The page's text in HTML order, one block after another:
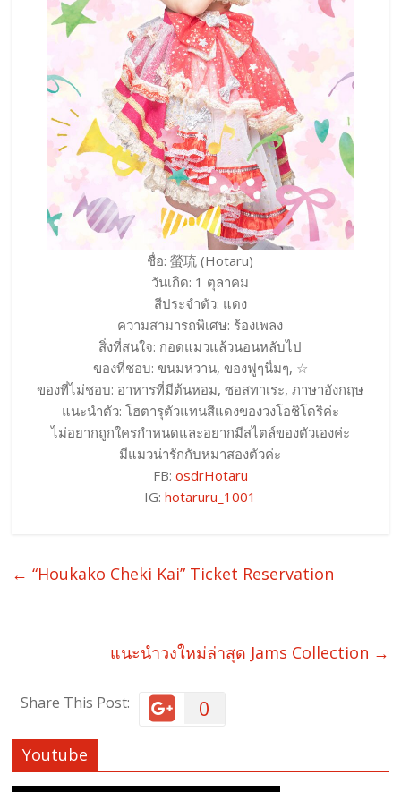
ชื่อ: 螢琉 (Hotaru)
วันเกิด: 1 ตุลาคม
สีประจำตัว: แดง
ความสามารถพิเศษ: ร้องเพลง
สิ่งที่สนใจ: กอดแมวแล้วนอนหลับไป
ของที่ชอบ: ขนมหวาน, ของฟูๆนิ่มๆ, ☆
ของที่ไม่ชอบ: อาหารที่มีต้นหอม, ซอสทาเระ, ภาษาอังกฤษ
แนะนำตัว: โฮตารุตัวแทนสีแดงของวงโอชิโดริค่ะ
ไม่อยากถูกใครกำหนดและอยากมีสไตล์ของตัวเองค่ะ
มีแมวน่ารักกับหมาสองตัวค่ะ
FB: osdrHotaru
IG:hotaruru_1001
← “Houkako Cheki Kai” Ticket Reservation
แนะนำวงใหม่ล่าสุด Jams Collection →
Share This Post: 0
Youtube